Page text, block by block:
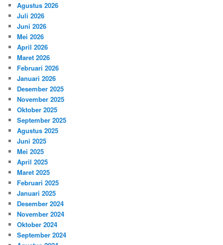
Agustus 2026
Juli 2026
Juni 2026
Mei 2026
April 2026
Maret 2026
Februari 2026
Januari 2026
Desember 2025
November 2025
Oktober 2025
September 2025
Agustus 2025
Juni 2025
Mei 2025
April 2025
Maret 2025
Februari 2025
Januari 2025
Desember 2024
November 2024
Oktober 2024
September 2024